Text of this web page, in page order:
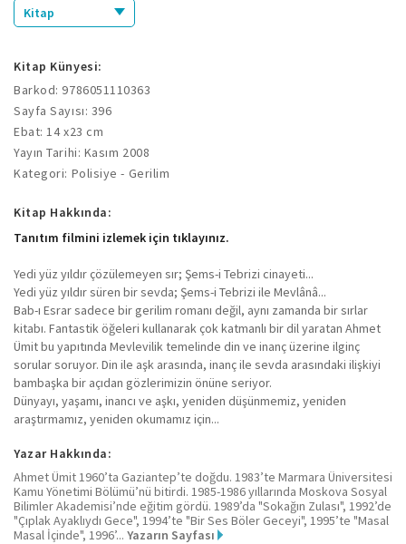
Kitap
Kitap Künyesi:
Barkod: 9786051110363
Sayfa Sayısı: 396
Ebat: 14 x23 cm
Yayın Tarihi: Kasım 2008
Kategori: Polisiye - Gerilim
Kitap Hakkında:
Tanıtım filmini izlemek için tıklayınız.
Yedi yüz yıldır çözülemeyen sır; Şems-i Tebrizi cinayeti...
Yedi yüz yıldır süren bir sevda; Şems-i Tebrizi ile Mevlânâ...
Bab-ı Esrar sadece bir gerilim romanı değil, aynı zamanda bir sırlar
kitabı. Fantastik öğeleri kullanarak çok katmanlı bir dil yaratan Ahmet
Ümit bu yapıtında Mevlevilik temelinde din ve inanç üzerine ilginç
sorular soruyor. Din ile aşk arasında, inanç ile sevda arasındaki ilişkiyi
bambaşka bir açıdan gözlerimizin önüne seriyor.
Dünyayı, yaşamı, inancı ve aşkı, yeniden düşünmemiz, yeniden
araştırmamız, yeniden okumamız için...
Yazar Hakkında:
Ahmet Ümit 1960’ta Gaziantep’te doğdu. 1983’te Marmara Üniversitesi
Kamu Yönetimi Bölümü’nü bitirdi. 1985-1986 yıllarında Moskova Sosyal
Bilimler Akademisi’nde eğitim gördü. 1989’da "Sokağın Zulası", 1992’de
"Çıplak Ayaklıydı Gece", 1994’te "Bir Ses Böler Geceyi", 1995’te "Masal
Masal İçinde", 1996’... Yazarın Sayfası